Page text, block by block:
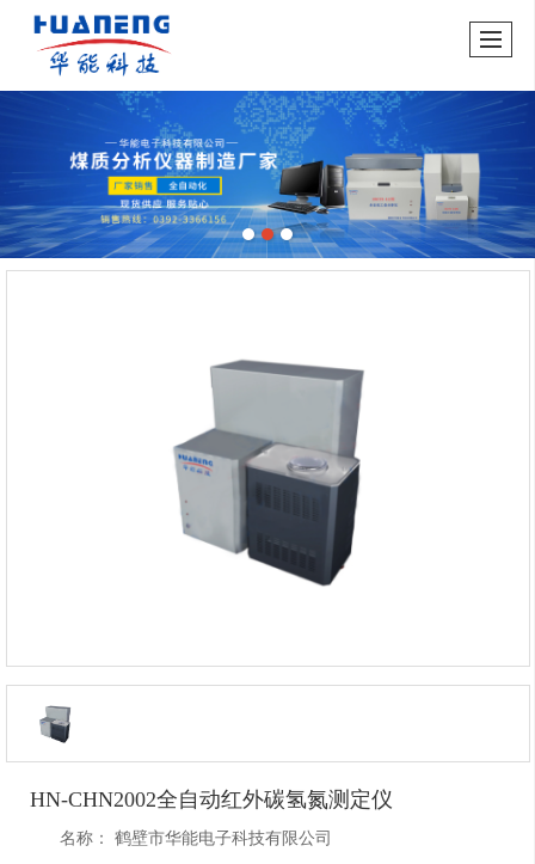
HN-CHN2002全自动红外碳氢氮测定仪
名称：
鹤壁市华能电子科技有限公司